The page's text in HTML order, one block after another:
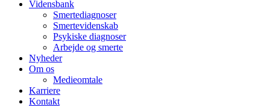
Vidensbank
Smertediagnoser
Smertevidenskab
Psykiske diagnoser
Arbejde og smerte
Nyheder
Om os
Medieomtale
Karriere
Kontakt